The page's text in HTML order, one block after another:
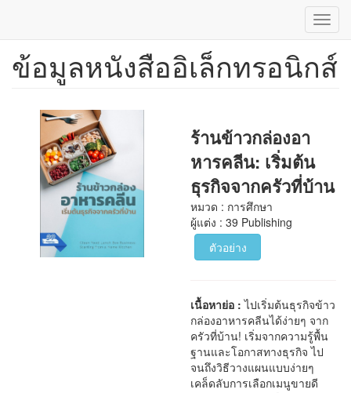
ข้าม
ข้อมูลหนังสืออิเล็กทรอนิกส์
ร้านข้าวกล่องอา
หารคลีน: เริ่มต้น
ธุรกิจจากครัวที่บ้าน
หมวด : การศึกษา
ผู้แต่ง : 39 Publishing
ตัวอย่าง
เนื้อหาย่อ :ไปเริ่มต้นธุรกิจข้าว
กล่องอาหารคลีนได้ง่ายๆ จาก
ครัวที่บ้าน! เริ่มจากความรู้พื้น
ฐานและโอกาสทางธุรกิจ ไป
จนถึงวิธีวางแผนแบบง่ายๆ
เคล็ดลับการเลือกเมนูขายดี